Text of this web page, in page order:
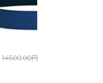
14500.00円